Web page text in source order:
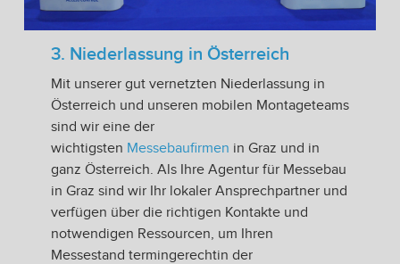
3. Niederlassung in Österreich
Mit unserer gut vernetzten Niederlassung in
Österreich und unseren mobilen Montageteams
sind wir eine der
wichtigsten Messebaufirmen in Graz und in
ganz Österreich. Als Ihre Agentur für Messebau
in Graz sind wir Ihr lokaler Ansprechpartner und
verfügen über die richtigen Kontakte und
notwendigen Ressourcen, um Ihren
Messestand termingerechtin der